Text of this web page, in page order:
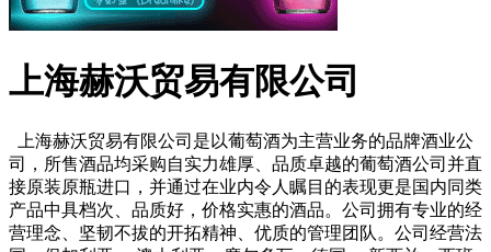
上海赫沃贸易有限公司
上海赫沃贸易有限公司是以葡萄酒为主营业务的品牌酒业公
司，所售酒品均采购自实力雄厚、品质卓越的葡萄酒公司并直
接原装原瓶进口，并通过在业内令人瞩目的表现更是国内同类
产品中具档次、品质好，价格实惠的酒品。公司拥有专业的经
营理念、坚韧不拔的开拓精神、优质的管理团队。公司经营法